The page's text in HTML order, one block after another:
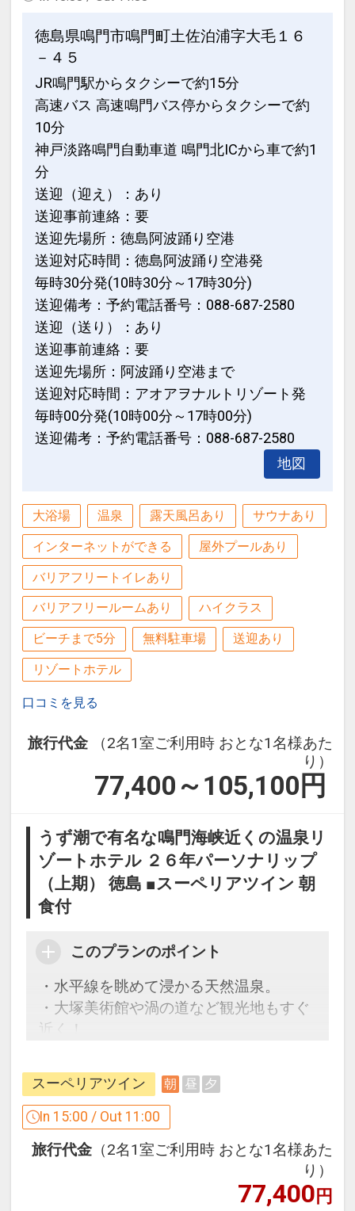
・JAバンク徳島スタジアム：車で約10
分
・あわぎんホール：徒歩5分
設定期間：2022年3月11日～2027年3月
31日
インターネットコース番号：DP-2-
200000014293
する図書館をご利用頂けます。（図書レ
ンタルサービスは先着順）
（休館日：第1火曜日 ※祝日の場合は第
2火曜日／元日／長期図書整理期間 （毎
年10日間以内））
・緊急時を想定したAEDを設置。
【観光情報】
・阿波踊り会館：徒歩約10分
・眉山：阿波踊り会館よりロープウェイ
で約6分
・徳島城公園：徒歩約15分
・大塚国際美術館：車で約35分
・鳴門のうず潮・徳島県立渦の道：車で
約40分
【スポーツ観戦・コンサートでのご宿泊
にも便利】
・ポカリスエットスタジアム：車で約30
分
・JAバンク徳島スタジアム：車で約10
・あわぎんホール：徒歩5分
・アスティ徳島：車で約10分
設定期間：2022年3月11日～2027年3月
31日
インターネットコース番号：DP-2-
200000014293
徳島県鳴門市鳴門町土佐泊浦字大毛１６
－４５
JR鳴門駅からタクシーで約15分
高速バス 高速鳴門バス停からタクシーで約
10分
神戸淡路鳴門自動車道 鳴門北ICから車で約1
分
送迎（迎え）：あり
送迎事前連絡：要
送迎先場所：徳島阿波踊り空港
送迎対応時間：徳島阿波踊り空港発
毎時30分発(10時30分～17時30分)
送迎備考：予約電話番号：088-687-2580
送迎（送り）：あり
送迎事前連絡：要
送迎先場所：阿波踊り空港まで
送迎対応時間：アオアヲナルトリゾート発
毎時00分発(10時00分～17時00分)
送迎備考：予約電話番号：088-687-2580
地図
大浴場 温泉 露天風呂あり サウナあり
インターネットができる 屋外プールあり
バリアフリートイレあり
バリアフリールームあり ハイクラス
ビーチまで5分 無料駐車場 送迎あり
リゾートホテル
口コミを見る
旅行代金
（2名1室ご利用時 おとな1名様あた
り）
77,400～105,100 円
うず潮で有名な鳴門海峡近くの温泉リ
ゾートホテル ２６年パーソナリップ
（上期） 徳島 ■スーペリアツイン 朝
食付
このプランのポイント
・水平線を眺めて浸かる天然温泉。
・大塚美術館や渦の道など観光地もすぐ
近く！
CLUB SAVVY（クラブサビー）のご案内
～ホテルからのおもてなし～
2連泊以上のお客様をプレミアムゲスト
期間：2026年4/1～2026年9/30（初泊日
9/19～22までは3泊以上が対象
スーペリアツイン 朝 昼 夕
In 15:00 / Out 11:00
旅行代金 （2名1室ご利用時 おとな1名様あた
り）
77,400円